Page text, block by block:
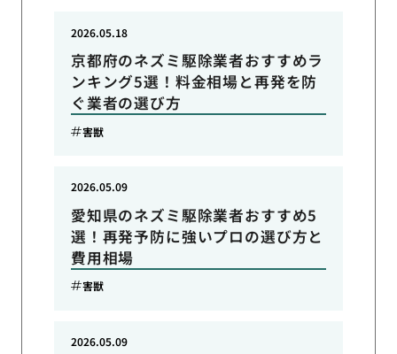
京都府のネズミ駆除業者おすすめラ
ンキング5選！料金相場と再発を防
ぐ業者の選び方
2026.05.18
害獣
愛知県のネズミ駆除業者おすすめ5
選！再発予防に強いプロの選び方と
費用相場
2026.05.09
害獣
2026.05.09